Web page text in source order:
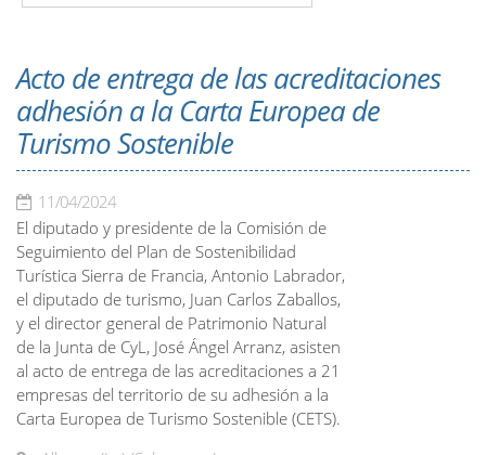
Acto de entrega de las acreditaciones
adhesión a la Carta Europea de
Turismo Sostenible
11/04/2024
El diputado y presidente de la Comisión de
Seguimiento del Plan de Sostenibilidad
Turística Sierra de Francia, Antonio Labrador,
el diputado de turismo, Juan Carlos Zaballos,
y el director general de Patrimonio Natural
de la Junta de CyL, José Ángel Arranz, asisten
al acto de entrega de las acreditaciones a 21
empresas del territorio de su adhesión a la
Carta Europea de Turismo Sostenible (CETS).